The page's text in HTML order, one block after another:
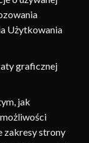
Użytkowania
graficznej
jak
zakresy strony